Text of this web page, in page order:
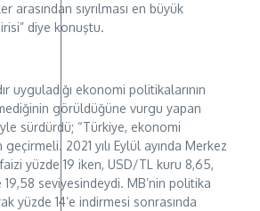
arasından sıyrılması en büyük
diye konuştu.
uyguladığı ekonomi politikalarının
görüldüğüne vurgu yapan
sürdürdü; “Türkiye, ekonomi
2021 yılı Eylül ayında Merkez
faizi yüzde 19 iken, USD/TL kuru 8,65,
seviyesindeydi. MB’nin politika
yüzde 14’e indirmesi sonrasında